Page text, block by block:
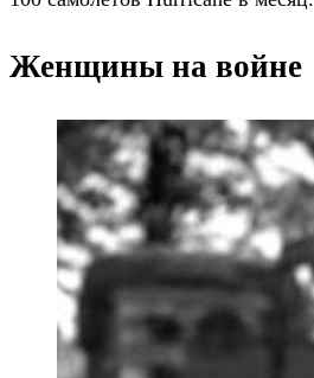
Женщины на войне